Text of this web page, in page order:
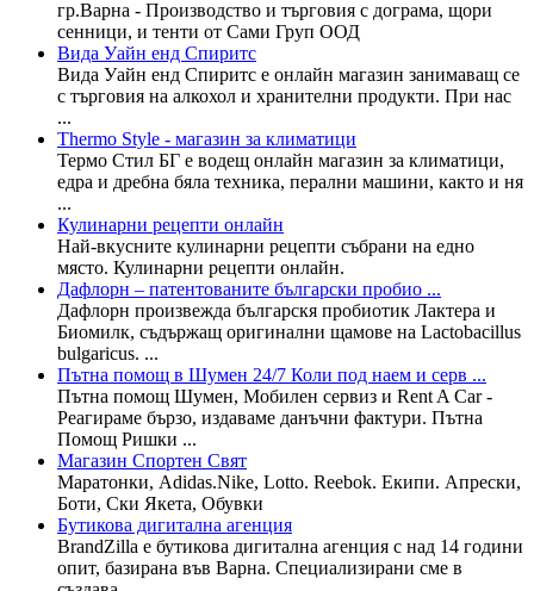
гр.Варна - Производство и търговия с дограма, щори
сенници, и тенти от Сами Груп ООД
Вида Уайн енд Спиритс
Вида Уайн енд Спиритс е онлайн магазин занимаващ се
с търговия на алкохол и хранителни продукти. При нас
...
Thermo Style - магазин за климатици
Термо Стил БГ е водещ онлайн магазин за климатици,
едра и дребна бяла техника, перални машини, както и ня
...
Кулинарни рецепти онлайн
Най-вкусните кулинарни рецепти събрани на едно
място. Кулинарни рецепти онлайн.
Дафлорн – патентованите български пробио ...
Дафлорн произвежда българскя пробиотик Лактера и
Биомилк, съдържащ оригинални щамове на Lactobacillus
bulgaricus. ...
Пътна помощ в Шумен 24/7 Коли под наем и серв ...
Пътна помощ Шумен, Mобилен сервиз и Rent A Car -
Реагираме бързо, издаваме данъчни фактури. Пътна
Помощ Ришки ...
Магазин Спортен Свят
Маратонки, Adidas.Nike, Lotto. Reebok. Екипи. Апрески,
Боти, Ски Якета, Обувки
Бутикова дигитална агенция
BrandZilla е бутикова дигитална агенция с над 14 години
опит, базирана във Варна. Специализирани сме в